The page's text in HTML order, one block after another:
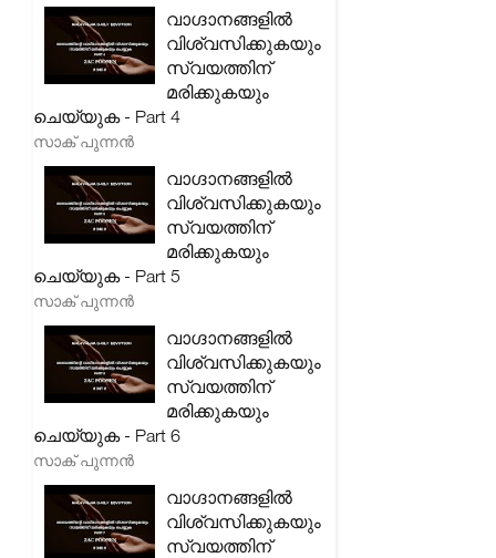
വാഗ്ദാനങ്ങളിൽ
വിശ്വസിക്കുകയും
സ്വയത്തിന്
മരിക്കുകയും
ചെയ്യുക - Part 4
സാക് പുന്നൻ
വാഗ്ദാനങ്ങളിൽ
വിശ്വസിക്കുകയും
സ്വയത്തിന്
മരിക്കുകയും
ചെയ്യുക - Part 5
സാക് പുന്നൻ
വാഗ്ദാനങ്ങളിൽ
വിശ്വസിക്കുകയും
സ്വയത്തിന്
മരിക്കുകയും
ചെയ്യുക - Part 6
സാക് പുന്നൻ
വാഗ്ദാനങ്ങളിൽ
വിശ്വസിക്കുകയും
സ്വയത്തിന്